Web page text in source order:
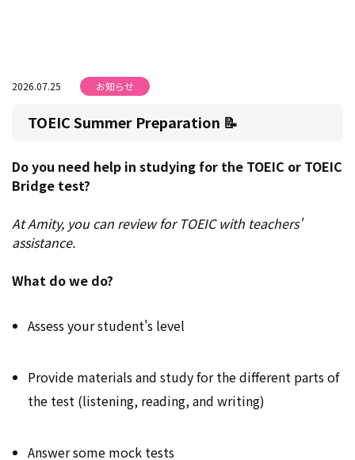
2026.07.25 お知らせ
TOEIC Summer Preparation 📝
Do you need help in studying for the TOEIC or TOEIC
Bridge test?
At Amity, you can review for TOEIC with teachers'
assistance.
What do we do?
Assess your student's level
Provide materials and study for the different parts of
the test (listening, reading, and writing)
Answer some mock tests